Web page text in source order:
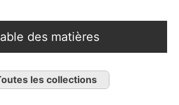
des matières
les collections